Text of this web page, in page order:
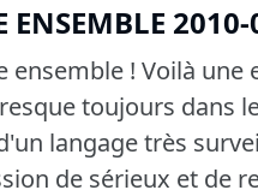
ENSEMBLE
ensemble ! Voilà une
toujours dans
langage très
de sérieux et de